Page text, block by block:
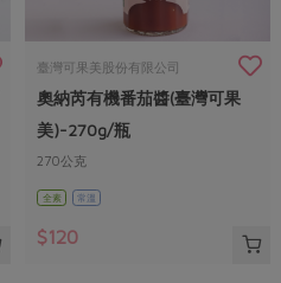
臺灣可果美股份有限公司
奧納芮有機番茄醬(臺灣可果
美)-270g/瓶
270公克
全素 常溫
$120